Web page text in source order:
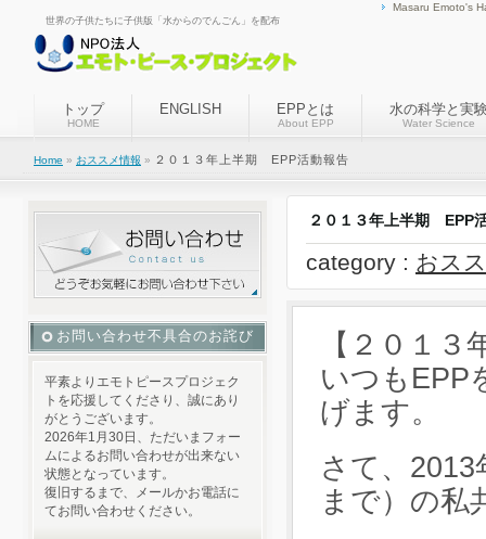
世界の子供たちに子供版「水からのでんごん」を配布
Masaru Emoto's
トップ
HOME
ENGLISH EPPとは
About EPP
水の科学と実
Water Science
Home » おススメ情報 » ２０１３年上半期 EPP活動報告
２０１３年上半期 EPP
category : おス
【２０１
いつもEPP
げます。
さて、 2013
まで）の私
お問い合わせ不具合のお詫び
平素よりエモトピースプロジェク
トを応援してくださり、誠にあり
がとうございます。
2026年1月30日、ただいまフォー
ムによるお問い合わせが出来ない
状態となっています。
復旧するまで、メールかお電話に
てお問い合わせください。